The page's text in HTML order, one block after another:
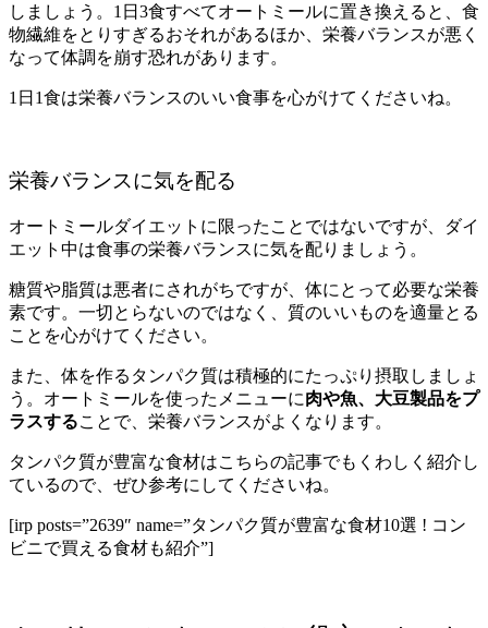
しましょう。1日3食すべてオートミールに置き換えると、食
物繊維をとりすぎるおそれがあるほか、栄養バランスが悪く
なって体調を崩す恐れがあります。
1日1食は栄養バランスのいい食事を心がけてくださいね。
栄養バランスに気を配る
オートミールダイエットに限ったことではないですが、ダイ
エット中は食事の栄養バランスに気を配りましょう。
糖質や脂質は悪者にされがちですが、体にとって必要な栄養
素です。一切とらないのではなく、質のいいものを適量とる
ことを心がけてください。
また、体を作るタンパク質は積極的にたっぷり摂取しましょ
う。オートミールを使ったメニューに肉や魚、大豆製品をプ
ラスすることで、栄養バランスがよくなります。
タンパク質が豊富な食材はこちらの記事でもくわしく紹介し
ているので、ぜひ参考にしてくださいね。
[irp posts=”2639″ name=”タンパク質が豊富な食材10選 ! コン
ビニで買える食材も紹介”]